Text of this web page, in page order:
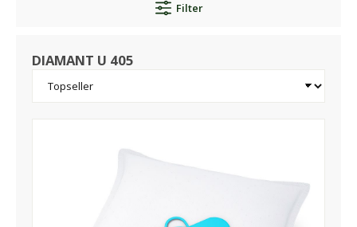
Filter
DIAMANT U 405